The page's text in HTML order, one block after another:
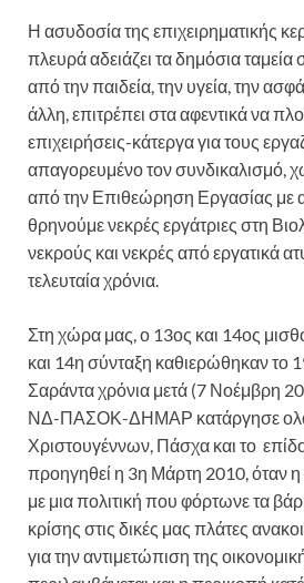
Η ασυδοσία της επιχειρηματικής
πλευρά αδειάζει τα δημόσια
από την παιδεία, την υγεία, την
άλλη, επιτρέπει στα αφεντικά να
επιχειρήσεις-κάτεργα για τους
απαγορευμένο τον συνδικαλισμό,
από την Επιθεώρηση Εργασίας με
θρηνούμε νεκρές εργάτριες στη
νεκρούς και νεκρές από εργατικά
τελευταία χρόνια.
Στη χώρα μας, ο 13ος και 14ος
και 14η σύνταξη καθιερώθηκαν το
Σαράντα χρόνια μετά (7 Νοέμβρη
ΝΔ-ΠΑΣΟΚ-ΔΗΜΑΡ κατάργησε
Χριστουγέννων, Πάσχα και το
προηγηθεί η 3η Μάρτη 2010, όταν
με μια πολιτική που φόρτωνε τα
κρίσης στις δικές μας πλάτες
για την αντιμετώπιση της